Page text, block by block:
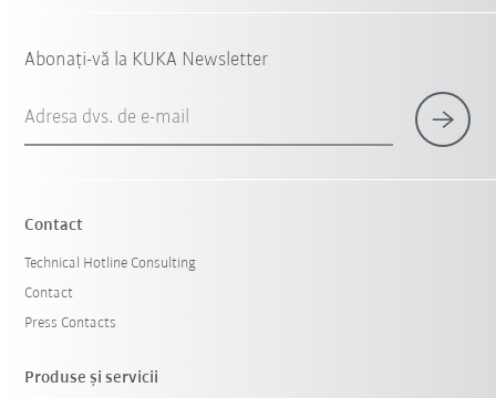
Abonați-vă la KUKA Newsletter
Adresa dvs. de e-mail
Contact
Technical Hotline Consulting
Contact
Press Contacts
Produse şi servicii